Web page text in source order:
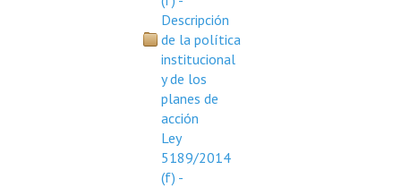
Descripción
de la política
institucional
y de los
planes de
acción
Ley
5189/2014
(f) -